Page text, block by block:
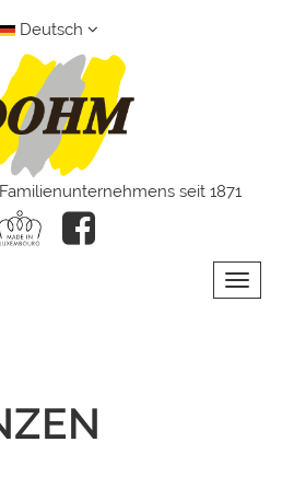
Deutsch
seit 1871
Toggle